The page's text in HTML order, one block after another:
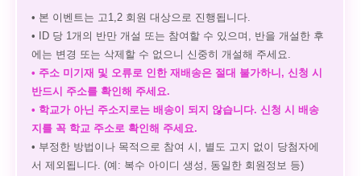
• 본 이벤트는 고1,2 회원 대상으로 진행됩니다.
• ID 당 1개의 반만 개설 또는 참여할 수 있으며, 반을 개설한 후
에는 변경 또는 삭제할 수 없으니 신중히 개설해 주세요.
• 주소 미기재 및 오류로 인한 재배송은 절대 불가하니, 신청 시
반드시 주소를 확인해 주세요.
• 학교가 아닌 주소지로는 배송이 되지 않습니다. 신청 시 배송
지를 꼭 학교 주소로 확인해 주세요.
• 부정한 방법이나 목적으로 참여 시, 별도 고지 없이 당첨자에
서 제외됩니다. (예: 복수 아이디 생성, 동일한 회원정보 등)